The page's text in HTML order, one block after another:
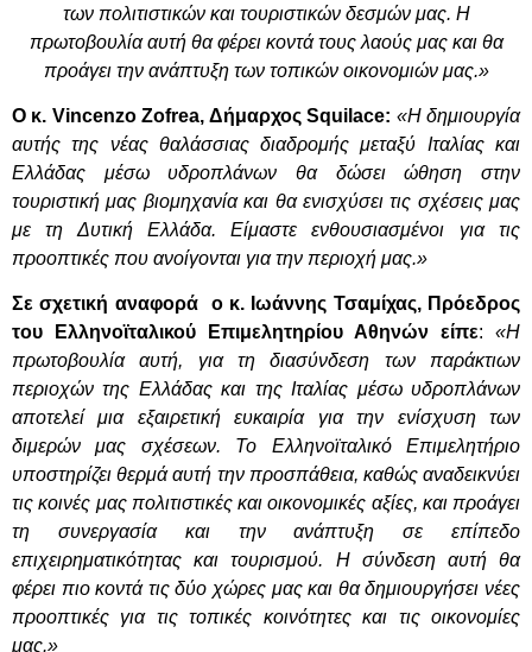
των πολιτιστικών και τουριστικών δεσμών μας. Η
πρωτοβουλία αυτή θα φέρει κοντά τους λαούς μας και θα
προάγει την ανάπτυξη των τοπικών οικονομιών μας.»
Ο κ. Vincenzo Zofrea, ΔήμαρχοςSquilace: «Η δημιουργία
αυτής της νέας θαλάσσιας διαδρομής μεταξύ Ιταλίας και
Ελλάδας μέσω υδροπλάνων θα δώσει ώθηση στην
τουριστική μας βιομηχανία και θα ενισχύσει τις σχέσεις μας
με τη Δυτική Ελλάδα. Είμαστε ενθουσιασμένοι για τις
προοπτικές που ανοίγονται για την περιοχή μας.»
Σε σχετική αναφορά ο κ. Ιωάννης Τσαμίχας, Πρόεδρος
του Ελληνοϊταλικού Επιμελητηρίου Αθηνών είπε: «Η
πρωτοβουλία αυτή, για τη διασύνδεση των παράκτιων
περιοχών της Ελλάδας και της Ιταλίας μέσω υδροπλάνων
αποτελεί μια εξαιρετική ευκαιρία για την ενίσχυση των
διμερών μας σχέσεων. Το Ελληνοϊταλικό Επιμελητήριο
υποστηρίζει θερμά αυτή την προσπάθεια, καθώς αναδεικνύει
τις κοινές μας πολιτιστικές και οικονομικές αξίες, και προάγει
τη συνεργασία και την ανάπτυξη σε επίπεδο
επιχειρηματικότητας και τουρισμού. Η σύνδεση αυτή θα
φέρει πιο κοντά τις δύο χώρες μας και θα δημιουργήσει νέες
προοπτικές για τις τοπικές κοινότητες και τις οικονομίες
μας.»